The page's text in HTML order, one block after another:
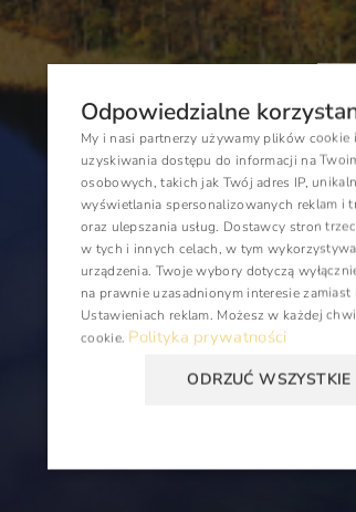
Odpowiedzialne
My i nasi partnerzy używamy plików
uzyskiwania dostępu do informacji na
osobowych, takich jak Twój adres IP,
wyświetlania spersonalizowanych reklam i
oraz ulepszania usług. Dostawcy stron
w tych i innych celach, w tym
urządzenia. Twoje wybory dotyczą
na prawnie uzasadnionym interesie
Ustawieniach reklam . Możesz w każdej
cookie. Polityka prywatności
ODRZUĆ WSZYSTKIE